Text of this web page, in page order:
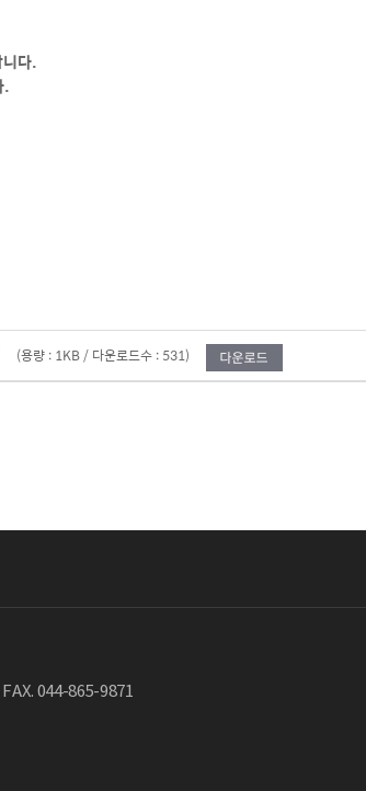
다.
.
(용량 : 1KB / 다운로드수 : 531)
FAX. 044-865-9871